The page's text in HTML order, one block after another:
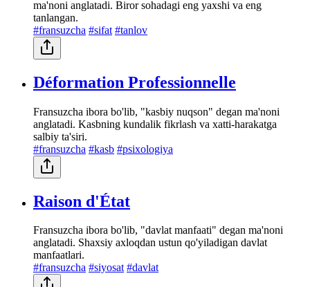
ma'noni anglatadi. Biror sohadagi eng yaxshi va eng
tanlangan.
#fransuzcha #sifat #tanlov
Déformation Professionnelle
Fransuzcha ibora bo'lib, "kasbiy nuqson" degan ma'noni
anglatadi. Kasbning kundalik fikrlash va xatti-harakatga
salbiy ta'siri.
#fransuzcha #kasb #psixologiya
Raison d'État
Fransuzcha ibora bo'lib, "davlat manfaati" degan ma'noni
anglatadi. Shaxsiy axloqdan ustun qo'yiladigan davlat
manfaatlari.
#fransuzcha #siyosat #davlat